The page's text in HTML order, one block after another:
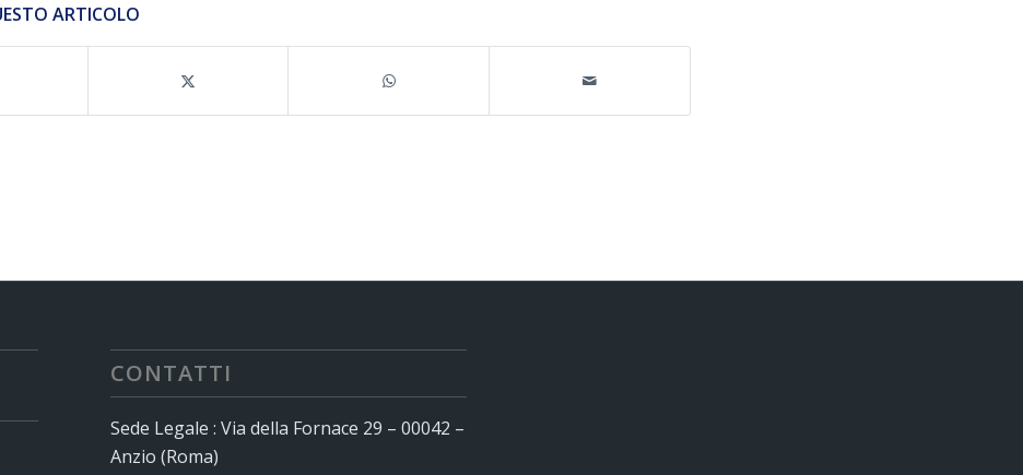
ARTICOLO
CONTATTI
Sede Legale : Via della Fornace 29 – 00042 –
Anzio (Roma)